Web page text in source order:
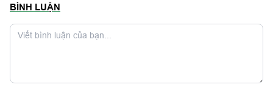
BÌNH LUẬN